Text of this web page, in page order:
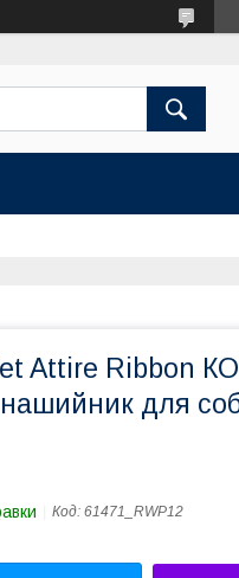
Attire Ribbon
для
Код: 61471_RWP12